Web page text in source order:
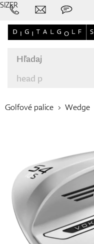
Golfové palice Wedge
SIZER